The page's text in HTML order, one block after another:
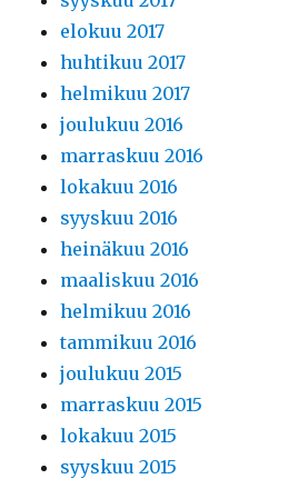
elokuu 2017
huhtikuu 2017
helmikuu 2017
joulukuu 2016
marraskuu 2016
lokakuu 2016
syyskuu 2016
heinäkuu 2016
maaliskuu 2016
helmikuu 2016
tammikuu 2016
joulukuu 2015
marraskuu 2015
lokakuu 2015
syyskuu 2015